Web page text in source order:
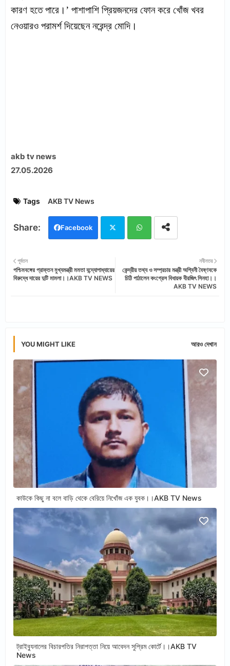
কারণ হতে পারে।’ পাশাপাশি প্রিয়জনদের ফোন করে খোঁজ খবর
নেওয়ারও পরামর্শ দিয়েছেন নরেন্দ্র মোদি।
akb tv news
27.05.2026
Tags AKB TV News
Facebook
tter ats
নবীনতর
কেন্দ্রীয় তথ্য ও সম্প্রচার মন্ত্রী অশ্বিনী বৈষ্ণবকে
চিঠি পাঠালেন কংগ্রেস বিধায়ক বীরজিৎ সিনহা।।
AKB TV NEWS
পূর্বতন
পশ্চিমবঙ্গের প্রাক্তন মুখ্যমন্ত্রী মমতা বন্দ্যোপাধ্যায়ের
বিরুদ্ধে দায়ের দুটি মামলা।।AKB TV NEWS
YOU MIGHT LIKE আরও দেখান
কাউকে কিছু না বলে বাড়ি থেকে বেরিয়ে নিখোঁজ এক যুবক।।AKB TV News
ট্রাইব্যুনালের বিচারপতির নিরাপত্তা নিয়ে আবেদন সুপ্রিম কোর্টে।।AKB TV
News